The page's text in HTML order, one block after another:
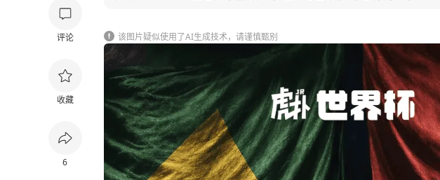
评论
收藏
6
该图片疑似使用了AI生成技术，请谨慎甄别